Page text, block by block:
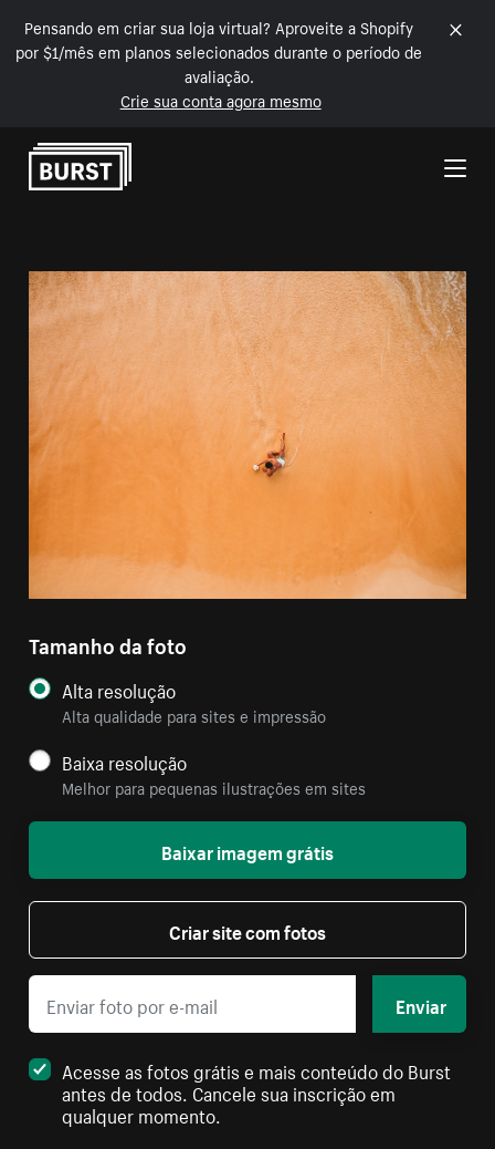
Pensando em criar sua loja virtual? Aproveite a Shopify
por $1/mês em planos selecionados durante o período de
avaliação.
Crie sua conta agora mesmo
Pular para o conteúdo
Tamanho da foto
Alta resolução
Alta qualidade para sites e impressão
Baixa resolução
Melhor para pequenas ilustrações em sites
Baixar imagem grátis
Criar site com fotos
Enviar
Acesse as fotos grátis e mais conteúdo do Burst
antes de todos. Cancele sua inscrição em
qualquer momento.